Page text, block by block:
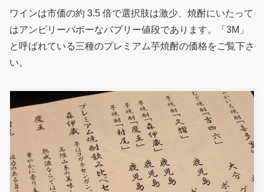
ワインは市価の約 3.5 倍で選択肢は激少、焼酎にいたって
はアンビリーバボーなバブリー値段であります。「3M」
と呼ばれている三種のプレミアム芋焼酎の価格をご覧下さ
い。